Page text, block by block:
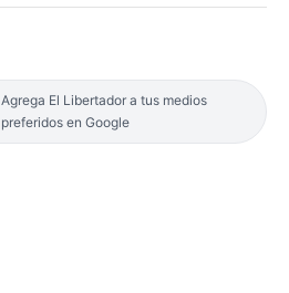
Agrega El Libertador a tus medios
preferidos en Google